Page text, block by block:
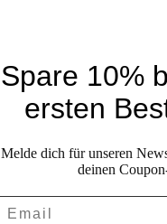
Spare 10%
ersten
Melde dich für unseren
deinen